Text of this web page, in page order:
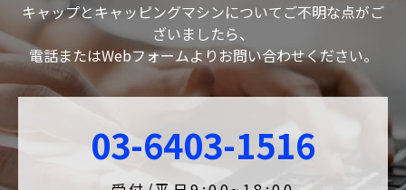
キャップとキャッピングマシンについてご不明な点がご
ざいましたら、
電話またはWebフォームよりお問い合わせください。
03-6403-1516